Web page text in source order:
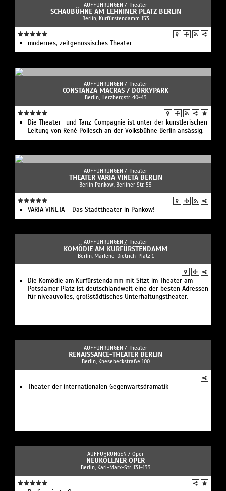
AUFFÜHRUNGEN / Theater
SCHAUBÜHNE AM LEHNINER PLATZ BERLIN
Berlin, Kurfürstendamm 153
modernes, zeitgenössisches Theater
AUFFÜHRUNGEN / Theater
CONSTANZA MACRAS / DORKYPARK
Berlin, Herzbergstr. 40-43
Die Theater- und Tanz-Compagnie ist unter der künstlerischen
Leitung von René Pollesch an der Volksbühne Berlin ansässig.
AUFFÜHRUNGEN / Theater
THEATER VARIA VINETA BERLIN
Berlin Pankow, Berliner Str. 53
VARIA VINETA – Das Stadttheater in Pankow!
AUFFÜHRUNGEN / Theater
KOMÖDIE AM KURFÜRSTENDAMM
Berlin, Marlene-Dietrich-Platz 1
Die Komödie am Kurfürstendamm mit Sitzt im Theater am
Potsdamer Platz ist deutschlandweit eine der besten Adressen
für niveauvolles, großstädtisches Unterhaltungstheater.
AUFFÜHRUNGEN / Theater
RENAISSANCE-THEATER BERLIN
Berlin, Knesebeckstraße 100
Theater der internationalen Gegenwartsdramatik
AUFFÜHRUNGEN / Oper
NEUKÖLLNER OPER
Berlin, Karl-Marx-Str. 131-133